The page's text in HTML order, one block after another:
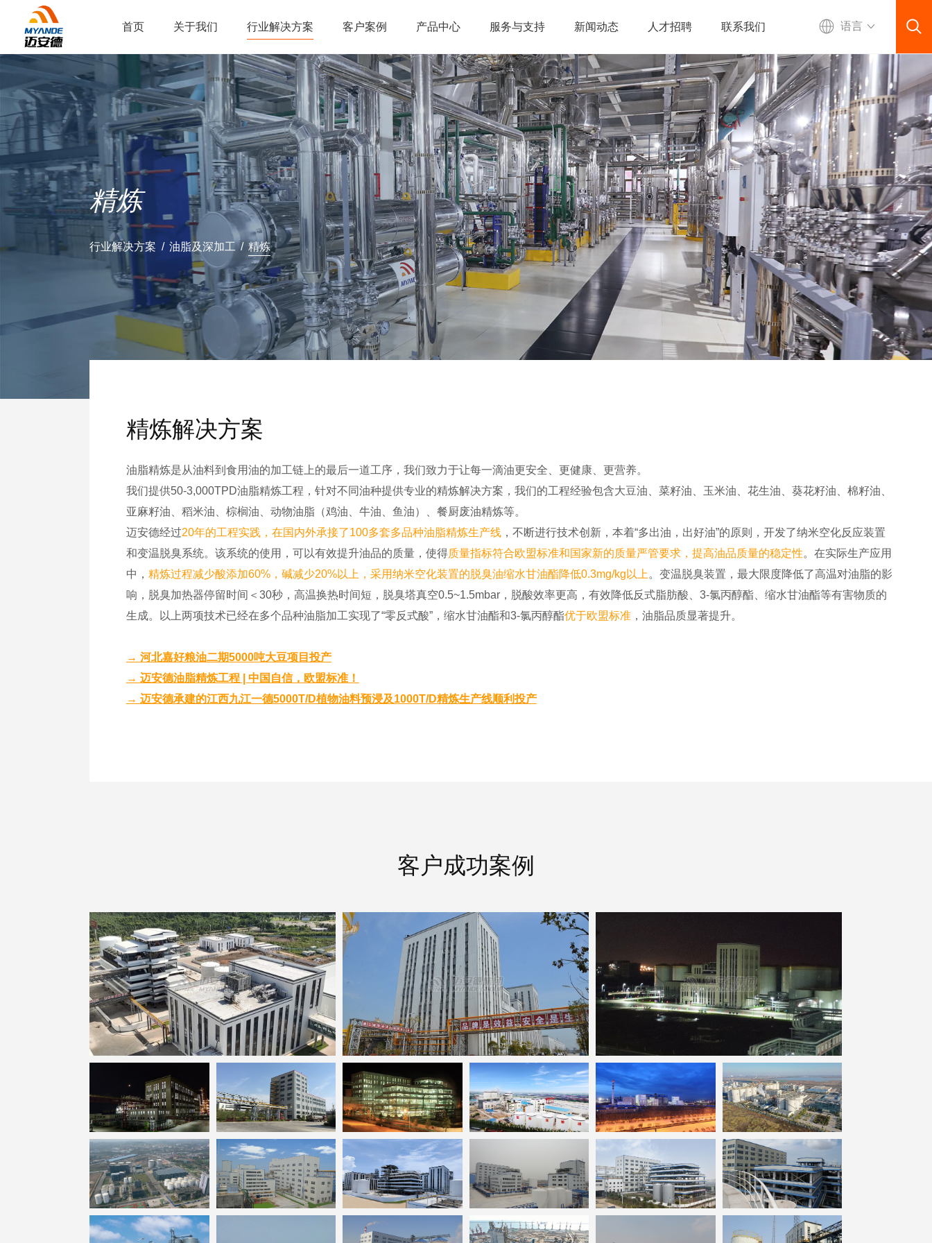
首页 关于我们 行业解决方案 客户案例 产品中心 服务与支持 新闻动态 人才招聘 联系我们 语言
精炼
行业解决方案 油脂及深加工 精炼
精炼解决方案
油脂精炼是从油料到食用油的加工链上的最后一道工序，我们致力于让每一滴油更安全、更健康、更营养。
我们提供50-3,000TPD油脂精炼工程，针对不同油种提供专业的精炼解决方案，我们的工程经验包含大豆油、菜籽油、玉米油、花生油、葵花籽油、棉籽油、
亚麻籽油、稻米油、棕榈油、动物油脂（鸡油、牛油、鱼油）、餐厨废油精炼等。
迈安德经过20年的工程实践，在国内外承接了100多套多品种油脂精炼生产线，不断进行技术创新，本着“多出油，出好油”的原则，开发了纳米空化反应装置
和变温脱臭系统。该系统的使用，可以有效提升油品的质量，使得质量指标符合欧盟标准和国家新的质量严管要求，提高油品质量的稳定性。在实际生产应用
中， 精炼过程减少酸添加60%，碱减少20%以上 ，采用纳米空化装置的脱臭油缩水甘油酯降低0.3mg/kg以上 。变温脱臭装置，最大限度降低了高温对油脂的影
响，脱臭加热器停留时间＜30秒，高温换热时间短，脱臭塔真空0.5~1.5mbar，脱酸效率更高，有效降低反式脂肪酸、3-氯丙醇酯、缩水甘油酯等有害物质的
生成。以上两项技术已经在多个品种油脂加工实现了“零反式酸”，缩水甘油酯和3-氯丙醇酯优于欧盟标准，油脂品质显著提升。
→ 河北嘉好粮油二期5000吨大豆项目投产
→ 迈安德油脂精炼工程 | 中国自信，欧盟标准！
→ 迈安德承建的江西九江一德5000T/D植物油料预浸及1000T/D精炼生产线顺利投产
客户成功案例